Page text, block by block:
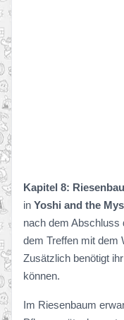
Kapitel 8:
in Yoshi and the
nach dem Abschluss
dem Treffen mit dem
Zusätzlich benötigt ihr
können.
Im Riesenbaum